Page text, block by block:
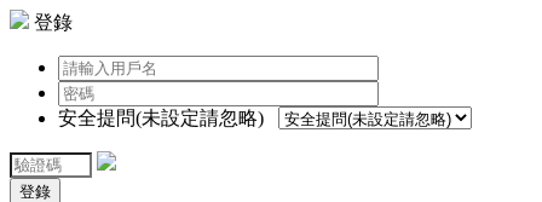
登錄
安全提問(未設定請忽略)
登錄